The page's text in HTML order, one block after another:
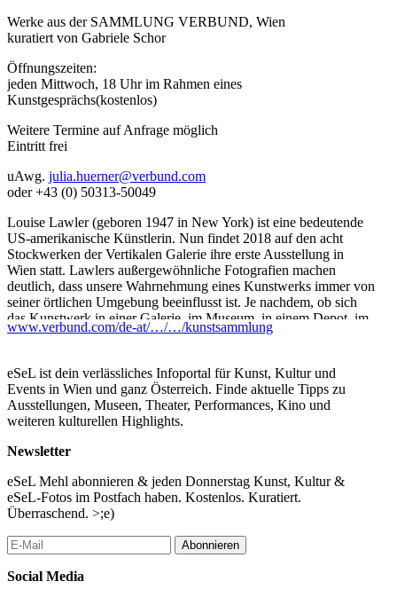
Werke aus der SAMMLUNG VERBUND, Wien
kuratiert von Gabriele Schor
Öffnungszeiten:
jeden Mittwoch, 18 Uhr im Rahmen eines
Kunstgesprächs(kostenlos)
Weitere Termine auf Anfrage möglich
Eintritt frei
uAwg. julia.huerner@verbund.com
oder +43 (0) 50313-50049
Louise Lawler (geboren 1947 in New York) ist eine bedeutende
US-amerikanische Künstlerin. Nun findet 2018 auf den acht
Stockwerken der Vertikalen Galerie ihre erste Ausstellung in
Wien statt. Lawlers außergewöhnliche Fotografien machen
deutlich, dass unsere Wahrnehmung eines Kunstwerks immer von
seiner örtlichen Umgebung beeinflusst ist. Je nachdem, ob sich
das Kunstwerk in einer Galerie, im Museum, in einem Depot, im
Auktionshaus oder in privaten Räumen von Sammler_innen
Aussage.
...Mehr lesen
www.verbund.com/de-at/…/…/kunstsammlung
eSeL ist dein verlässliches Infoportal für Kunst, Kultur und
Events in Wien und ganz Österreich. Finde aktuelle Tipps zu
Ausstellungen, Museen, Theater, Performances, Kino und
weiteren kulturellen Highlights.
Newsletter
eSeL Mehl abonnieren & jeden Donnerstag Kunst, Kultur &
eSeL-Fotos im Postfach haben. Kostenlos. Kuratiert.
Überraschend. >;e)
Abonnieren
Social Media